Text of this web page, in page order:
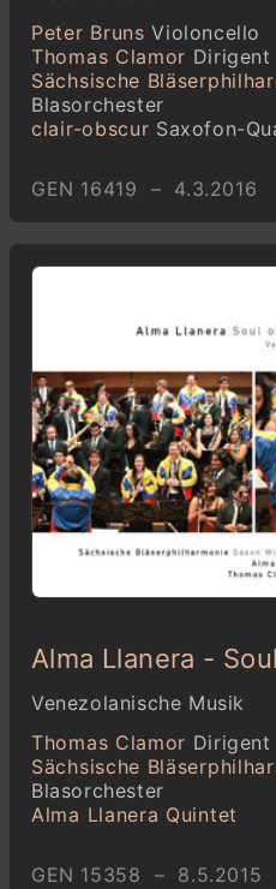
Peter Bruns Violoncello
Thomas Clamor Dirigent
Sächsische
Blasorchester
clair-obscur Saxofon-
GEN 16419 – 4.3.2016
Alma Llanera -
Venezolanische Musik
Thomas Clamor Dirigent
Sächsische
Blasorchester
Alma Llanera Quintet
GEN 15358 – 8.5.2015